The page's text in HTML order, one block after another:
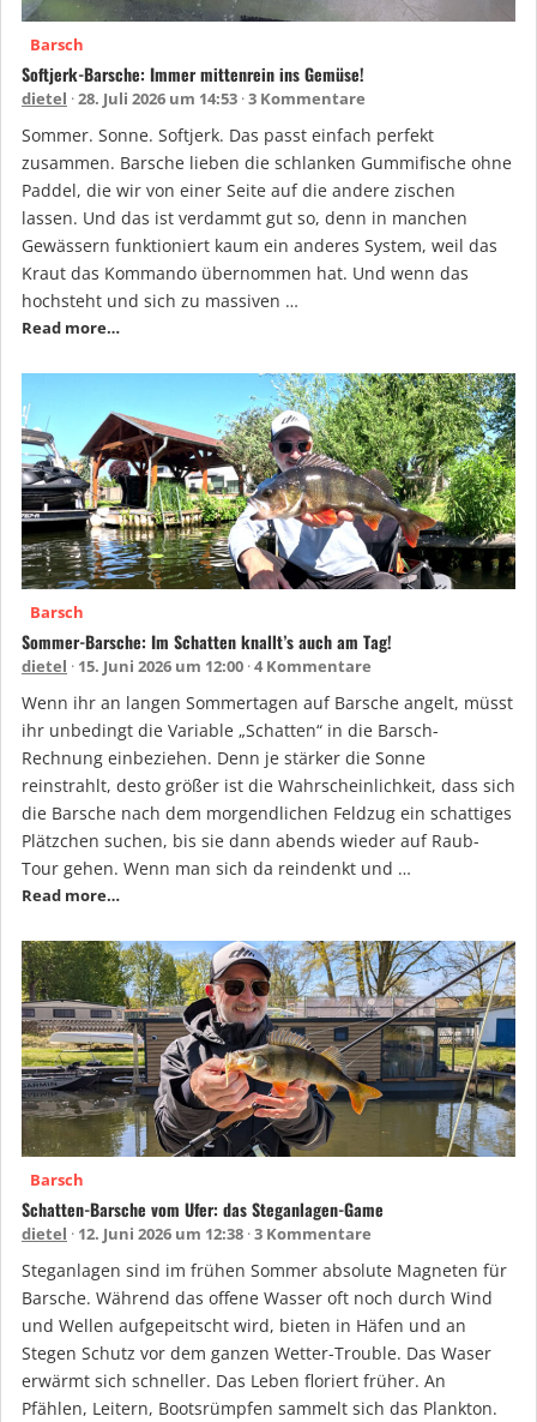
Barsch
Softjerk-Barsche: Immer mittenrein ins Gemüse!
dietel 28. Juli 2026 um 14:53 3 Kommentare
Sommer. Sonne. Softjerk. Das passt einfach perfekt
zusammen. Barsche lieben die schlanken Gummifische ohne
Paddel, die wir von einer Seite auf die andere zischen
lassen. Und das ist verdammt gut so, denn in manchen
Gewässern funktioniert kaum ein anderes System, weil das
Kraut das Kommando übernommen hat. Und wenn das
hochsteht und sich zu massiven …
Read more…
Barsch
Sommer-Barsche: Im Schatten knallt’s auch am Tag!
dietel 15. Juni 2026 um 12:00 4 Kommentare
Wenn ihr an langen Sommertagen auf Barsche angelt, müsst
ihr unbedingt die Variable „Schatten“ in die Barsch-
Rechnung einbeziehen. Denn je stärker die Sonne
reinstrahlt, desto größer ist die Wahrscheinlichkeit, dass sich
die Barsche nach dem morgendlichen Feldzug ein schattiges
Plätzchen suchen, bis sie dann abends wieder auf Raub-
Tour gehen. Wenn man sich da reindenkt und …
Read more…
Barsch
Schatten-Barsche vom Ufer: das Steganlagen-Game
dietel 12. Juni 2026 um 12:38 3 Kommentare
Steganlagen sind im frühen Sommer absolute Magneten für
Barsche. Während das offene Wasser oft noch durch Wind
und Wellen aufgepeitscht wird, bieten in Häfen und an
Stegen Schutz vor dem ganzen Wetter-Trouble. Das Waser
erwärmt sich schneller. Das Leben floriert früher. An
Pfählen, Leitern, Bootsrümpfen sammelt sich das Plankton.